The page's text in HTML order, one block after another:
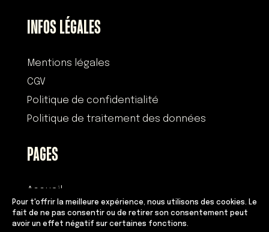
Pour t'offrir la meilleure expérience, nous utilisons des cookies. Le
fait de ne pas consentir ou de retirer son consentement peut
avoir un effet négatif sur certaines fonctions.
INFOS LÉGALES
Mentions légales
CGV
Politique de confidentialité
Politique de traitement des données
PAGES
Accueil
Histoire
Devenir franchisé